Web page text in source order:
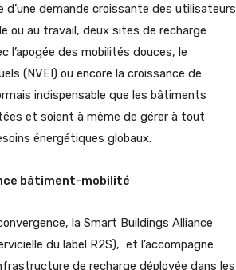
d’une demande croissante des utilisateurs
ou au travail, deux sites de recharge
l’apogée des mobilités douces, le
(NVEI) ou encore la croissance de
indispensable que les bâtiments
et soient à même de gérer à tout
énergétiques globaux.
bâtiment-mobilité
la Smart Buildings Alliance
du label R2S), et l’accompagne
de recharge déployée dans les